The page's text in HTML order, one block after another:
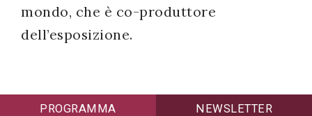
mondo, che è co-produttore
dell’esposizione.
PROGRAMMA NEWSLETTER